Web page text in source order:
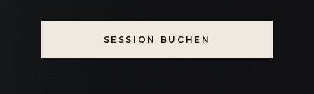
SESSION BUCHEN